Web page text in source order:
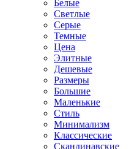
Белые
Светлые
Серые
Темные
Цена
Элитные
Дешевые
Размеры
Большие
Маленькие
Стиль
Минимализм
Классические
Скандинавские